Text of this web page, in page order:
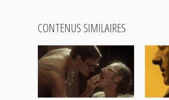
CONTENUS SIMILAIRES